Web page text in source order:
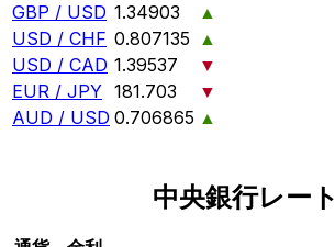
GBP / USD 1.34903
▲
USD / CHF 0.807135 ▲
USD / CAD 1.39537
▼
EUR / JPY 181.703
▼
AUD / USD 0.706865 ▲
中央銀行レート